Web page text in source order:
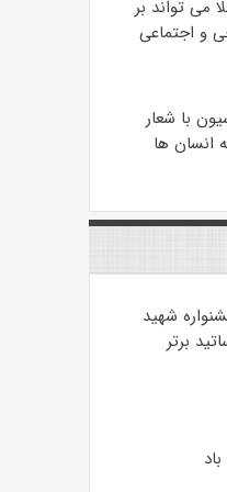
می تواند بر
و اجتماعی
با شعار
انسان ها
شهید
برتر